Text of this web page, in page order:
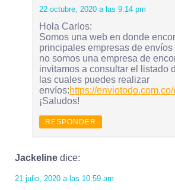
22 octubre, 2020 a las 9:14 pm
Hola Carlos:
Somos una web en donde
principales empresas de
no somos una empresa de
invitamos a consultar el listado
las cuales puedes realizar
envíos:https://
¡Saludos!
RESPONDER
Jackeline dice:
21 julio, 2020 a las 10:59 am